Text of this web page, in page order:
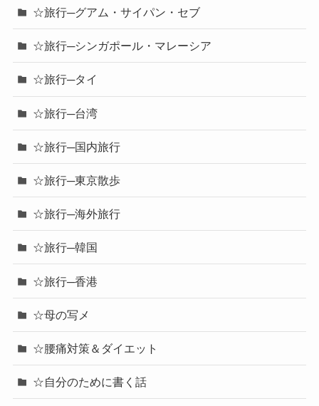
☆旅行─グアム・サイパン・セブ
☆旅行─シンガポール・マレーシア
☆旅行─タイ
☆旅行─台湾
☆旅行─国内旅行
☆旅行─東京散歩
☆旅行─海外旅行
☆旅行─韓国
☆旅行─香港
☆母の写メ
☆腰痛対策＆ダイエット
☆自分のために書く話